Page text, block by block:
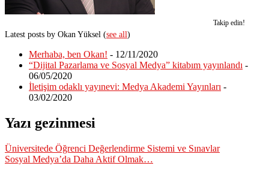
Takip edin!
Latest posts by Okan Yüksel (see all)
Merhaba, ben Okan! - 12/11/2020
“Dijital Pazarlama ve Sosyal Medya” kitabım yayınlandı -
06/05/2020
İletişim odaklı yayınevi: Medya Akademi Yayınları -
03/02/2020
Yazı gezinmesi
Üniversitede Öğrenci Değerlendirme Sistemi ve Sınavlar
Sosyal Medya’da Daha Aktif Olmak…